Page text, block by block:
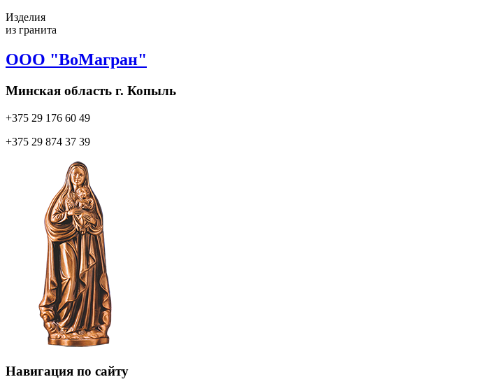
Изделия
из гранита
ООО "ВоМагран"
Минская область г. Копыль
+375 29 176 60 49
+375 29 874 37 39
Навигация по сайту